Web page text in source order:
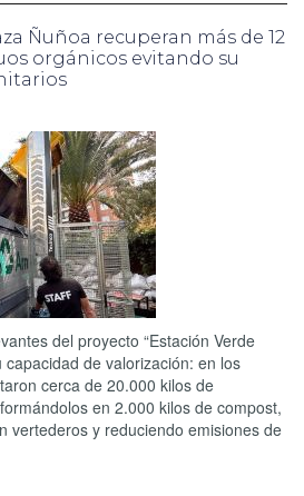
Ñuñoa recuperan más de 12
orgánicos evitando su
del proyecto “Estación Verde
capacidad de valorización: en los
cerca de 20.000 kilos de
en 2.000 kilos de compost,
vertederos y reduciendo emisiones de